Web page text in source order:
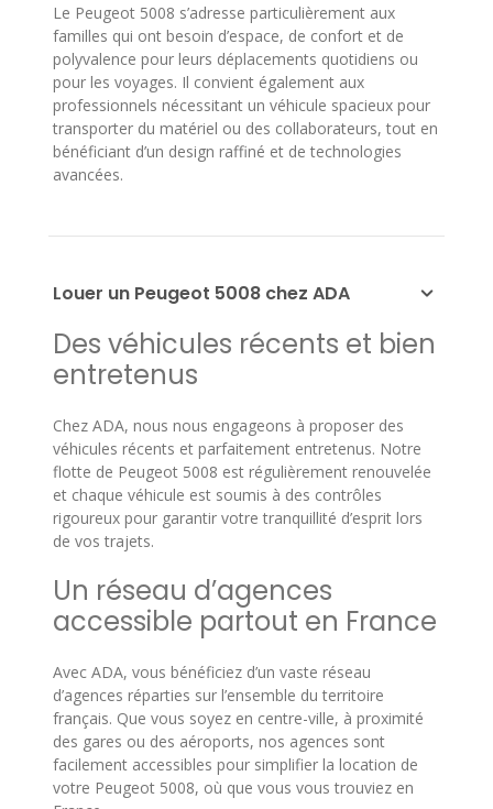
Le Peugeot 5008 s’adresse particulièrement aux
familles qui ont besoin d’espace, de confort et de
polyvalence pour leurs déplacements quotidiens ou
pour les voyages. Il convient également aux
professionnels nécessitant un véhicule spacieux pour
transporter du matériel ou des collaborateurs, tout en
bénéficiant d’un design raffiné et de technologies
avancées.
Louer un Peugeot 5008 chez ADA
Des véhicules récents et bien
entretenus
Chez ADA, nous nous engageons à proposer des
véhicules récents et parfaitement entretenus. Notre
flotte de Peugeot 5008 est régulièrement renouvelée
et chaque véhicule est soumis à des contrôles
rigoureux pour garantir votre tranquillité d’esprit lors
de vos trajets.
Un réseau d’agences
accessible partout en France
Avec ADA, vous bénéficiez d’un vaste réseau
d’agences réparties sur l’ensemble du territoire
français. Que vous soyez en centre-ville, à proximité
des gares ou des aéroports, nos agences sont
facilement accessibles pour simplifier la location de
votre Peugeot 5008, où que vous vous trouviez en